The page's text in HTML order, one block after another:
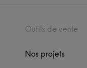
Outils de vente
Nos projets